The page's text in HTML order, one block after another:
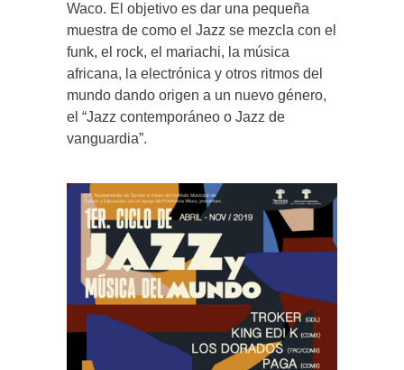
Waco. El objetivo es dar una pequeña
muestra de como el Jazz se mezcla con el
funk, el rock, el mariachi, la música
africana, la electrónica y otros ritmos del
mundo dando origen a un nuevo género,
el “Jazz contemporáneo o Jazz de
vanguardia”.